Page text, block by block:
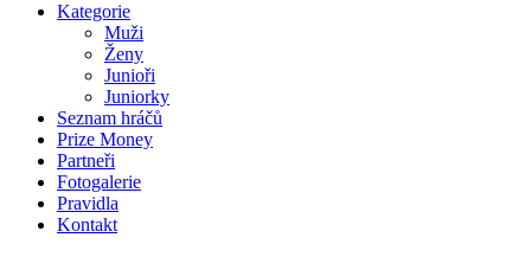
Online Mistrovství České republiky a Slovenska v šipkách 2020
Kategorie
Muži
Ženy
Junioři
Juniorky
Seznam hráčů
Prize Money
Partneři
Fotogalerie
Pravidla
Kontakt